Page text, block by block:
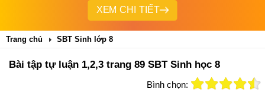
XEM CHI TIẾT
Trang chủ SBT Sinh lớp 8
Bài tập tự luận 1,2,3 trang 89 SBT Sinh học 8
Bình chọn: